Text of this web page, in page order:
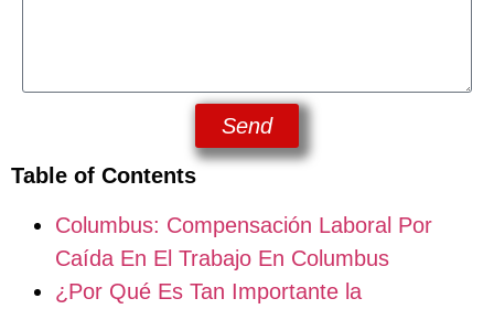
Send
Table of Contents
Columbus: Compensación Laboral Por
Caída En El Trabajo En Columbus
¿Por Qué Es Tan Importante la